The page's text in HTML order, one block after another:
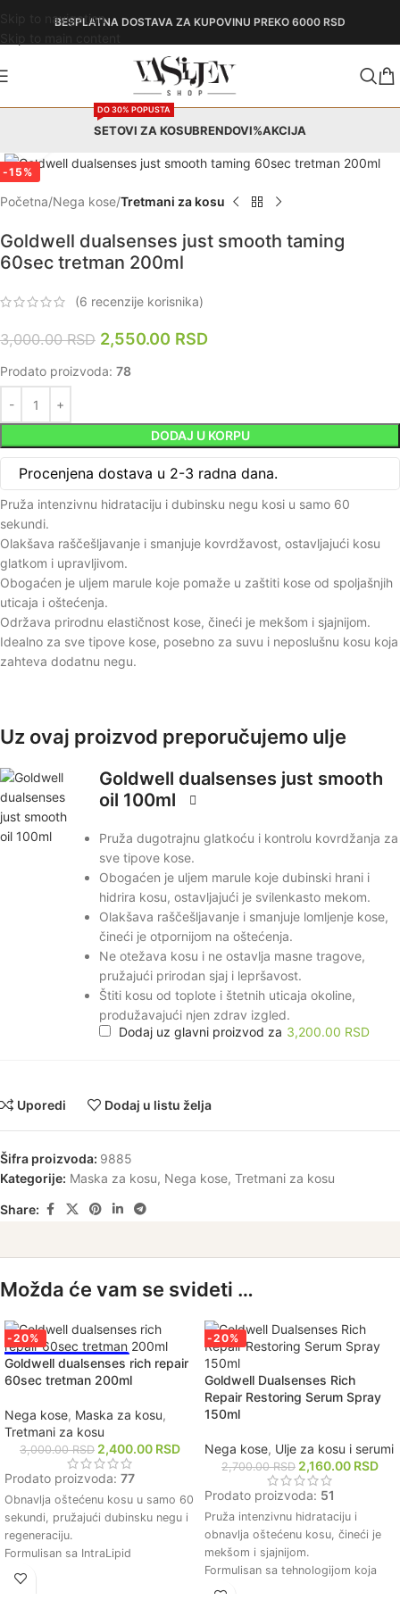
Skip to navigationBESPLATNA DOSTAVA ZA KUPOVINU PREKO 6000 RSD
SETOVI ZA KOSU
DO 30% POPUSTA
BRENDOVI%AKCIJA
-15%
Početna Nega kose Tretmani za kosu
Goldwell dualsenses just smooth taming
60sec tretman 200ml
(6 recenzije korisnika)
3,000.00RSD 2,550.00 RSD
Prodato proizvoda: 78
Uz ovaj proizvod preporučujemo ulje
Goldwell dualsenses just smooth
oil 100ml
Pruža dugotrajnu glatkoću i kontrolu kovrdžanja za
sve tipove kose.
Obogaćen je uljem marule koje dubinski hrani i
hidrira kosu, ostavljajući je svilenkasto mekom.
Olakšava raščešljavanje i smanjuje lomljenje kose,
čineći je otpornijom na oštećenja.
Ne otežava kosu i ne ostavlja masne tragove,
pružajući prirodan sjaj i lepršavost.
Štiti kosu od toplote i štetnih uticaja okoline,
produžavajući njen zdrav izgled.
Dodaj uz glavni proizvod za 3,200.00 RSD
DODAJ U KORPU
Procenjena dostava u 2-3 radna dana.
Pruža intenzivnu hidrataciju i dubinsku negu kosi u samo 60
sekundi.
Olakšava raščešljavanje i smanjuje kovrdžavost, ostavljajući kosu
glatkom i upravljivom.
Obogaćen je uljem marule koje pomaže u zaštiti kose od spoljašnjih
uticaja i oštećenja.
Održava prirodnu elastičnost kose, čineći je mekšom i sjajnijom.
Idealno za sve tipove kose, posebno za suvu i neposlušnu kosu koja
zahteva dodatnu negu.
Uporedi Dodaj u listu želja
Šifra proizvoda: 9885
Kategorije: Maska za kosu, Nega kose, Tretmani za kosu
Share:
Možda će vam se svideti …
-20%
NAJPRODAVANIJE!
Goldwell dualsenses rich repair
60sec tretman 200ml
Nega kose, Maska za kosu,
Tretmani za kosu
3,000.00RSD 2,400.00 RSD
Prodato proizvoda: 77
Obnavlja oštećenu kosu u samo 60
sekundi, pružajući dubinsku negu i
regeneraciju.
Formulisan sa IntraLipid
kompleksom koji vraća izgubljene
-20%
Goldwell Dualsenses Rich
Repair Restoring Serum Spray
150ml
Nega kose, Ulje za kosu i serumi
2,700.00RSD 2,160.00 RSD
Prodato proizvoda: 51
Pruža intenzivnu hidrataciju i
obnavlja oštećenu kosu, čineći je
mekšom i sjajnijom.
Formulisan sa tehnologijom koja
pomaže u zaštiti kose od daljih